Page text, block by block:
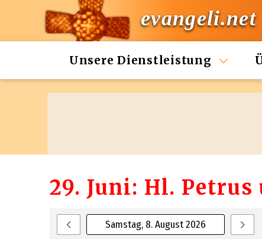
evangeli.net
Unsere Dienstleistung
Samstag, 8. August 2026
29. Juni: Hl.